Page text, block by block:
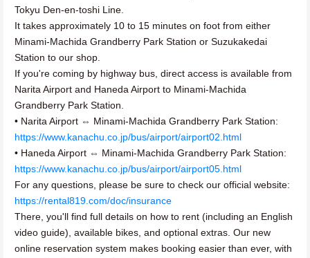
Tokyu Den-en-toshi Line.
It takes approximately 10 to 15 minutes on foot from either
Minami-Machida Grandberry Park Station or Suzukakedai
Station to our shop.
If you're coming by highway bus, direct access is available from
Narita Airport and Haneda Airport to Minami-Machida
Grandberry Park Station.
• Narita Airport ⇔ Minami-Machida Grandberry Park Station:
https://www.kanachu.co.jp/bus/airport/airport02.html
• Haneda Airport ⇔ Minami-Machida Grandberry Park Station:
https://www.kanachu.co.jp/bus/airport/airport05.html
For any questions, please be sure to check our official website:
https://rental819.com/doc/insurance
There, you'll find full details on how to rent (including an English
video guide), available bikes, and optional extras. Our new
online reservation system makes booking easier than ever, with